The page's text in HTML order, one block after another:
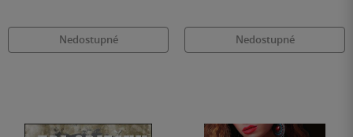
Nedostupné Nedostupné